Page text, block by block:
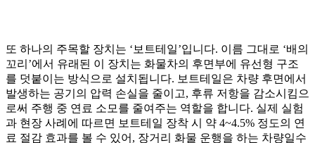
또 하나의 주목할 장치는 ‘보트테일’입니다. 이름 그대로 ‘배의
꼬리’에서 유래된 이 장치는 화물차의 후면부에 유선형 구조
를 덧붙이는 방식으로 설치됩니다. 보트테일은 차량 후면에서
발생하는 공기의 압력 손실을 줄이고, 후류 저항을 감소시킴으
로써 주행 중 연료 소모를 줄여주는 역할을 합니다. 실제 실험
과 현장 사례에 따르면 보트테일 장착 시 약 4~4.5% 정도의 연
료 절감 효과를 볼 수 있어, 장거리 화물 운행을 하는 차량일수